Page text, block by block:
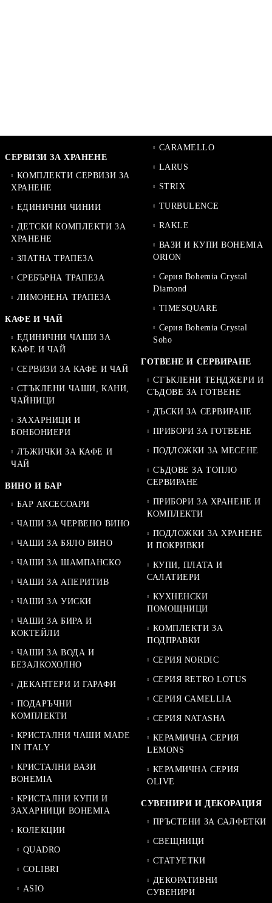
СЕРВИЗИ ЗА ХРАНЕНЕ
КОМПЛЕКТИ СЕРВИЗИ ЗА
ХРАНЕНЕ
ЕДИНИЧНИ ЧИНИИ
ДЕТСКИ КОМПЛЕКТИ ЗА
ХРАНЕНЕ
ЗЛАТНА ТРАПЕЗА
СРЕБЪРНА ТРАПЕЗА
ЛИМОНЕНА ТРАПЕЗА
КАФЕ И ЧАЙ
ЕДИНИЧНИ ЧАШИ ЗА
КАФЕ И ЧАЙ
СЕРВИЗИ ЗА КАФЕ И ЧАЙ
СТЪКЛЕНИ ЧАШИ, КАНИ,
ЧАЙНИЦИ
ЗАХАРНИЦИ И
БОНБОНИЕРИ
ЛЪЖИЧКИ ЗА КАФЕ И
ЧАЙ
ВИНО И БАР
БАР АКСЕСОАРИ
ЧАШИ ЗА ЧЕРВЕНО ВИНО
ЧАШИ ЗА БЯЛО ВИНО
ЧАШИ ЗА ШАМПАНСКО
ЧАШИ ЗА АПЕРИТИВ
ЧАШИ ЗА УИСКИ
ЧАШИ ЗА БИРА И
КОКТЕЙЛИ
ЧАШИ ЗА ВОДА И
БЕЗАЛКОХОЛНО
ДЕКАНТЕРИ И ГАРАФИ
ПОДАРЪЧНИ
КОМПЛЕКТИ
КРИСТАЛНИ ЧАШИ MADE
IN ITALY
КРИСТАЛНИ ВАЗИ
BOHEMIA
КРИСТАЛНИ КУПИ И
ЗАХАРНИЦИ BOHEMIA
КОЛЕКЦИИ
QUADRO
COLIBRI
ASIO
CARAMELLO
LARUS
STRIX
TURBULENCE
RAKLE
ВАЗИ И КУПИ BOHEMIA
ORION
Серия Bohemia Crystal
Diamond
TIMESQUARE
Серия Bohemia Crystal
Soho
ГОТВЕНЕ И СЕРВИРАНЕ
СТЪКЛЕНИ ТЕНДЖЕРИ И
СЪДОВЕ ЗА ГОТВЕНЕ
ДЪСКИ ЗА СЕРВИРАНЕ
ПРИБОРИ ЗА ГОТВЕНЕ
ПОДЛОЖКИ ЗА МЕСЕНЕ
СЪДОВЕ ЗА ТОПЛО
СЕРВИРАНЕ
ПРИБОРИ ЗА ХРАНЕНЕ И
КОМПЛЕКТИ
ПОДЛОЖКИ ЗА ХРАНЕНЕ
И ПОКРИВКИ
КУПИ, ПЛАТА И
САЛАТИЕРИ
КУХНЕНСКИ
ПОМОЩНИЦИ
КОМПЛЕКТИ ЗА
ПОДПРАВКИ
СЕРИЯ NORDIC
СЕРИЯ RETRO LOTUS
СЕРИЯ CAMELLIA
СЕРИЯ NATASHA
КЕРАМИЧНА СЕРИЯ
LEMONS
КЕРАМИЧНА СЕРИЯ
OLIVE
СУВЕНИРИ И ДЕКОРАЦИЯ
ПРЪСТЕНИ ЗА САЛФЕТКИ
СВЕЩНИЦИ
СТАТУЕТКИ
ДЕКОРАТИВНИ
СУВЕНИРИ